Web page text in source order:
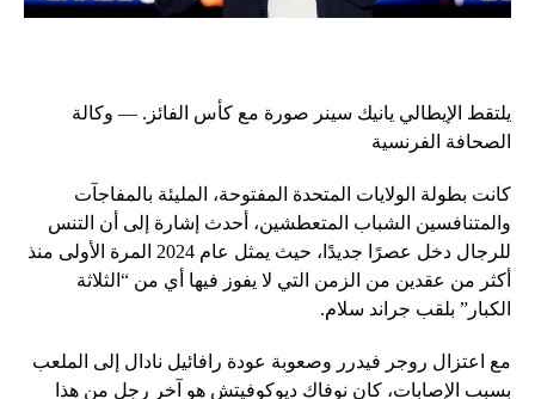
يلتقط الإيطالي يانيك سينر صورة مع كأس الفائز. — وكالة
الصحافة الفرنسية
كانت بطولة الولايات المتحدة المفتوحة، المليئة بالمفاجآت
والمتنافسين الشباب المتعطشين، أحدث إشارة إلى أن التنس
للرجال دخل عصرًا جديدًا، حيث يمثل عام 2024 المرة الأولى منذ
أكثر من عقدين من الزمن التي لا يفوز فيها أي من “الثلاثة
الكبار” بلقب جراند سلام.
مع اعتزال روجر فيدرر وصعوبة عودة رافائيل نادال إلى الملعب
بسبب الإصابات، كان نوفاك ديوكوفيتش هو آخر رجل من هذا